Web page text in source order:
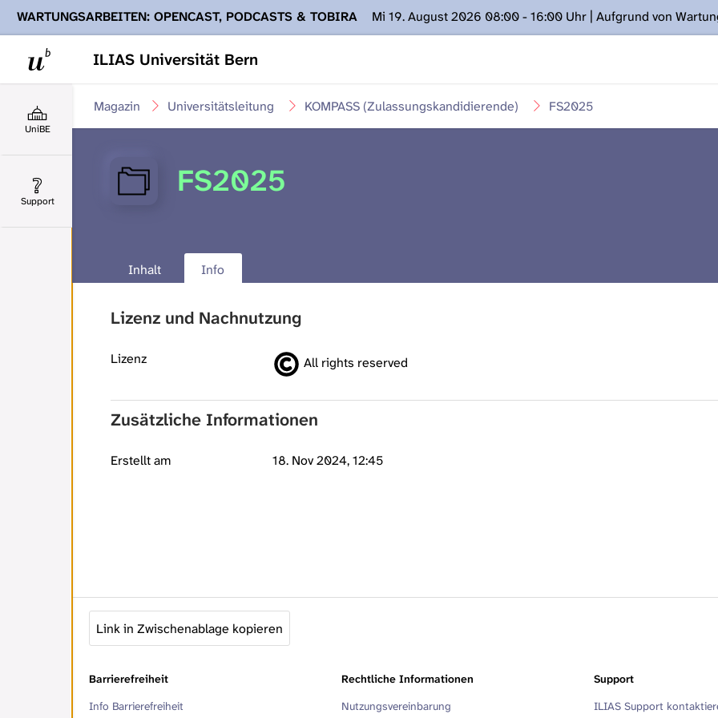
ILIAS Universität Bern
WARTUNGSARBEITEN: OPENCAST, PODCASTS & TOBIRA
Mi 19. August 2026 08:00 - 16:00 Uhr | Aufgrund von
Ihnen Podcasts, Opencast-Videos und Tobira nicht zur Verfügung stehen. Kontakt: www.podcast.unibe.ch
UniBE
Support
FS2025
KOMPASS (Zulassungskandidierende)
Universitätsleitung
Magazin
FS2025
Inhalt Info
Lizenz und Nachnutzung
Lizenz All rights reserved
Zusätzliche Informationen
Erstellt am 18. Nov 2024, 12:45
Link in Zwischenablage kopieren
Barrierefreiheit
Info Barrierefreiheit
Rechtliche Informationen
Nutzungsvereinbarung
Support
ILIAS Support